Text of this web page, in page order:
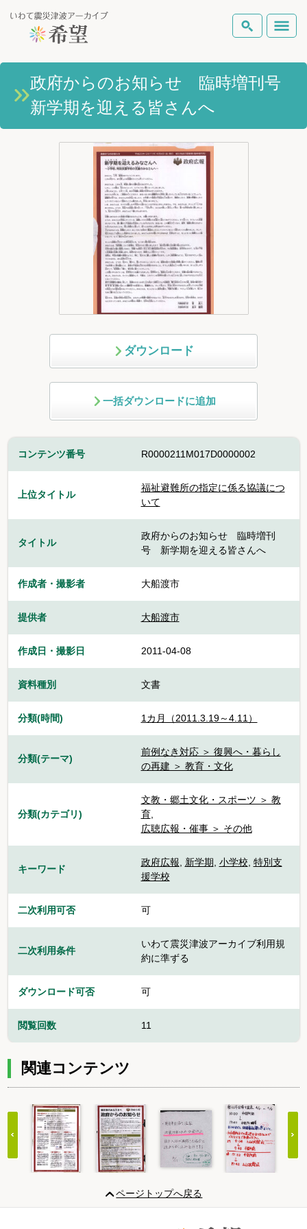
いわて震災津波アーカイブとは
岩手県の被害状況
ピックアップコンテンツ
Foreign Laguage
検索
政府からのお知らせ 臨時増刊号
新学期を迎える皆さんへ
ダウンロード
一括ダウンロードに追加
コンテンツ番号 R0000211M017D0000002
上位タイトル
福祉避難所の指定に係る協議につ
いて
タイトル
政府からのお知らせ 臨時増刊
号 新学期を迎える皆さんへ
作成者・撮影者 大船渡市
提供者 大船渡市
作成日・撮影日 2011-04-08
資料種別 文書
分類(時間) 1カ月（2011.3.19～4.11）
分類(テーマ)
前例なき対応 ＞ 復興へ・暮らし
の再建 ＞ 教育・文化
分類(カテゴリ)
文教・郷土文化・スポーツ ＞ 教
育,
広聴広報・催事 ＞ その他
キーワード
政府広報, 新学期, 小学校, 特別支
援学校
二次利用可否 可
二次利用条件
いわて震災津波アーカイブ利用規
約に準ずる
ダウンロード可否 可
閲覧回数 11
関連コンテンツ
20
ページトップへ戻る